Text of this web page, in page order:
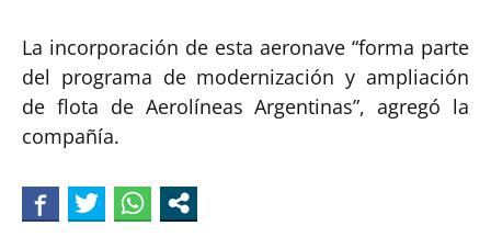
La incorporación de esta aeronave “forma parte
del programa de modernización y ampliación
de flota de Aerolíneas Argentinas”, agregó la
compañía.